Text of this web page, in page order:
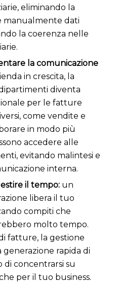
eliminando la
manualmente dati
la coerenza nelle
la comunicazione
in crescita, la
diventa
per le fatture
come vendite e
in modo più
accedere alle
evitando malintesi e
interna.
il tempo:un
libera il tuo
compiti che
molto tempo.
fatture, la gestione
rapida di
concentrarsi su
per il tuo business.